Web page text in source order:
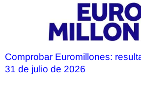
Comprobar Euromillones:
31 de julio de 2026